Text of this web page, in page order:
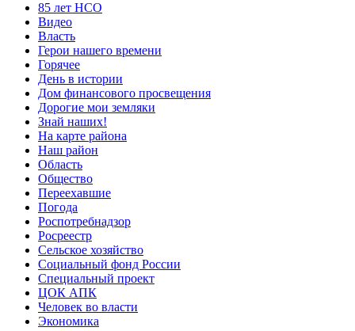
85 лет НСО
Видео
Власть
Герои нашего времени
Горячее
День в истории
Дом финансового просвещения
Дорогие мои земляки
Знай наших!
На карте района
Наш район
Область
Общество
Переехавшие
Погода
Роспотребнадзор
Росреестр
Сельское хозяйство
Социальный фонд России
Специальный проект
ЦОК АПК
Человек во власти
Экономика